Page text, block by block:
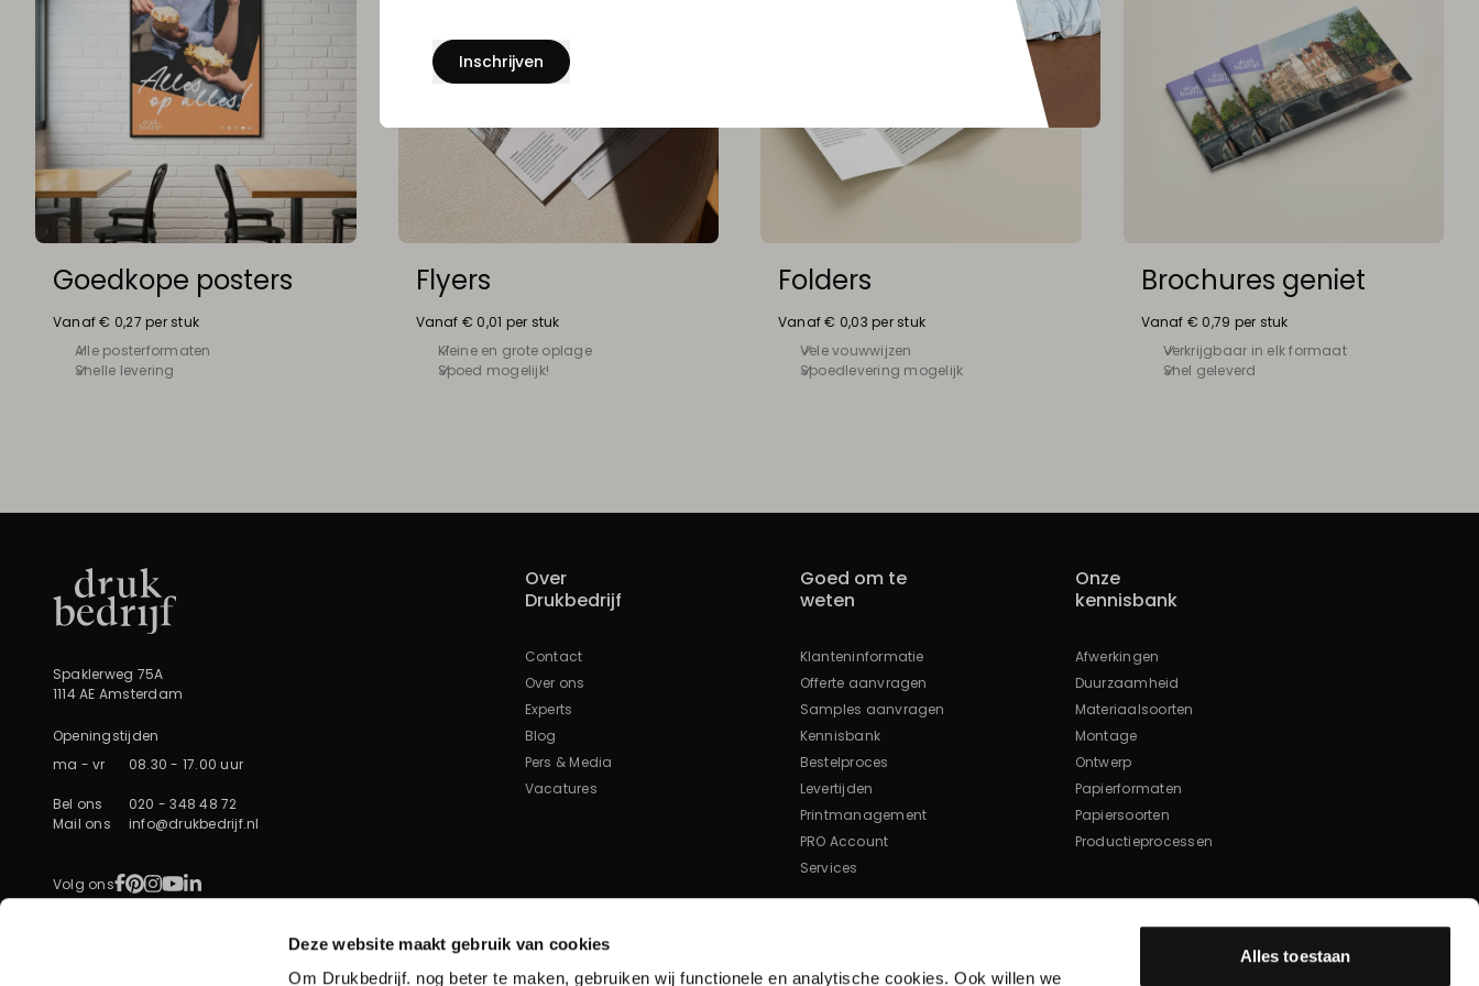
Deze website maakt gebruik van cookies
Om Drukbedrijf. nog beter te maken, gebruiken wij functionele en analytische cookies. Ook willen we
Alles toestaan
Goedkope posters
Vanaf € 0,27 per stuk
Alle posterformaten
Snelle levering
Flyers
Vanaf € 0,01 per stuk
Kleine en grote oplage
Spoed mogelijk!
Folders
Vanaf € 0,03 per stuk
Vele vouwwijzen
Spoedlevering mogelijk
Brochures geniet
Vanaf € 0,79 per stuk
Verkrijgbaar in elk formaat
Snel geleverd
Spaklerweg 75A
1114 AE Amsterdam
Openingstijden
ma - vr
08.30 - 17.00 uur
Bel ons
020 - 348 48 72
Mail ons
info@drukbedrijf.nl
Volg onsFacebook
Pinterest
Instagram
YouTube
LinkedIn
Over
Drukbedrijf
Contact
Over ons
Experts
Blog
Pers & Media
Vacatures
Goed om te
weten
Klanteninformatie
Offerte aanvragen
Samples aanvragen
Kennisbank
Bestelproces
Levertijden
Printmanagement
PRO Account
Services
Onze
kennisbank
Afwerkingen
Duurzaamheid
Materiaalsoorten
Montage
Ontwerp
Papierformaten
Papiersoorten
Productieprocessen
Mis geen acties & updates!
Inschrijven